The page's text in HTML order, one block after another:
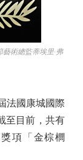
術總監蒂埃里·弗
國康城國際
至目前，共有
項「金棕櫚